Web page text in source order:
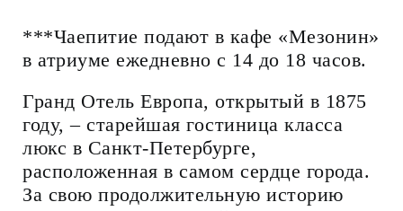
***Чаепитие подают в кафе «Мезонин»
в атриуме ежедневно с 14 до 18 часов.
Гранд Отель Европа, открытый в 1875
году, – старейшая гостиница класса
люкс в Санкт-Петербурге,
расположенная в самом сердце города.
За свою продолжительную историю